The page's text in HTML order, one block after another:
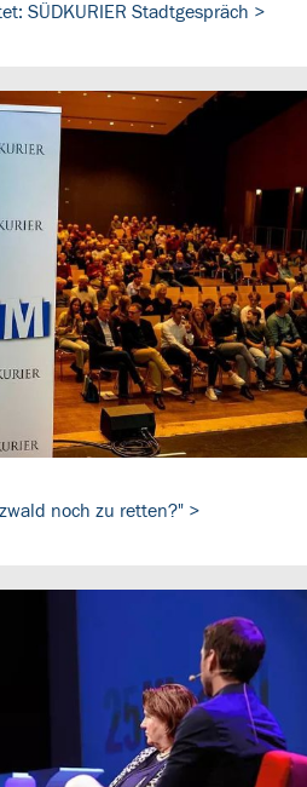
SÜDKURIER Stadtgespräch >
noch zu retten?" >